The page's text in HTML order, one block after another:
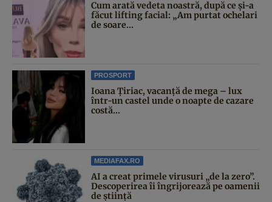
Cum arată vedeta noastră, după ce și-a
făcut lifting facial: „Am purtat ochelari
de soare...
PROSPORT
Ioana Țiriac, vacanță de mega – lux
într-un castel unde o noapte de cazare
costă...
MEDIAFAX.RO
AI a creat primele virusuri „de la zero”.
Descoperirea îi îngrijorează pe oamenii
de știință